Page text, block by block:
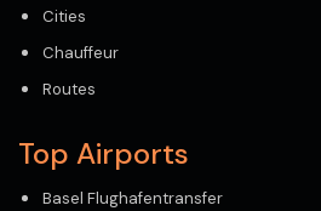
Cities
Chauffeur
Routes
Top Airports
Basel Flughafentransfer